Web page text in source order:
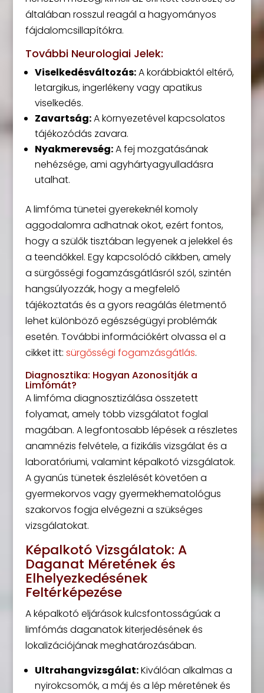
általában rosszul reagál a hagyományos
fájdalomcsillapítókra.
További Neurologiai Jelek:
Viselkedésváltozás:A korábbiaktól eltérő,
letargikus, ingerlékeny vagy apatikus
viselkedés.
Zavartság:A környezetével kapcsolatos
tájékozódás zavara.
Nyakmerevség:A fej mozgatásának
nehézsége, ami agyhártyagyulladásra
utalhat.
A limfóma tünetei gyerekeknél komoly
aggodalomra adhatnak okot, ezért fontos,
hogy a szülők tisztában legyenek a jelekkel és
a teendőkkel. Egy kapcsolódó cikkben, amely
a sürgősségi fogamzásgátlásról szól, szintén
hangsúlyozzák, hogy a megfelelő
tájékoztatás és a gyors reagálás életmentő
lehet különböző egészségügyi problémák
esetén. További információkért olvassa el a
cikket itt: sürgősségi fogamzásgátlás.
Diagnosztika: Hogyan Azonosítják a
Limfómát?
A limfóma diagnosztizálása összetett
folyamat, amely több vizsgálatot foglal
magában. A legfontosabb lépések a részletes
anamnézis felvétele, a fizikális vizsgálat és a
laboratóriumi, valamint képalkotó vizsgálatok.
A gyanús tünetek észlelését követően a
gyermekorvos vagy gyermekhematológus
szakorvos fogja elvégezni a szükséges
vizsgálatokat.
Képalkotó Vizsgálatok: A
Daganat Méretének és
Elhelyezkedésének
Feltérképezése
A képalkotó eljárások kulcsfontosságúak a
limfómás daganatok kiterjedésének és
lokalizációjának meghatározásában.
Ultrahangvizsgálat:Kiválóan alkalmas a
nyirokcsomók, a máj és a lép méretének és